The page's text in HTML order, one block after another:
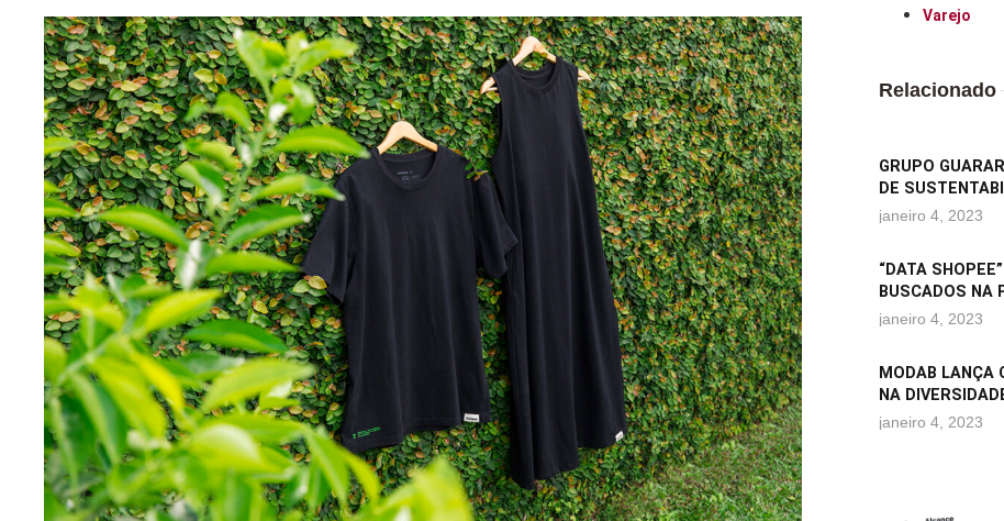
Varejo
Relacionado
GRUPO
DE
janeiro 4, 2023
“DATA
BUSCADOS NA
janeiro 4, 2023
MODAB LANÇA
NA
janeiro 4, 2023